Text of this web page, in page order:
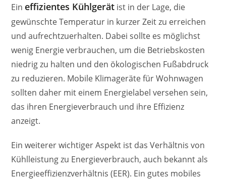
Ein effizientes Kühlgerät ist in der Lage, die
gewünschte Temperatur in kurzer Zeit zu erreichen
und aufrechtzuerhalten. Dabei sollte es möglichst
wenig Energie verbrauchen, um die Betriebskosten
niedrig zu halten und den ökologischen Fußabdruck
zu reduzieren. Mobile Klimageräte für Wohnwagen
sollten daher mit einem Energielabel versehen sein,
das ihren Energieverbrauch und ihre Effizienz
anzeigt.
Ein weiterer wichtiger Aspekt ist das Verhältnis von
Kühlleistung zu Energieverbrauch, auch bekannt als
Energieeffizienzverhältnis (EER). Ein gutes mobiles